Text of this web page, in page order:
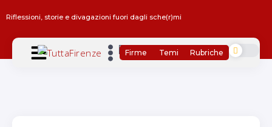
Riflessioni, storie e divagazioni fuori dagli sche(r)mi
Firme Temi Rubriche